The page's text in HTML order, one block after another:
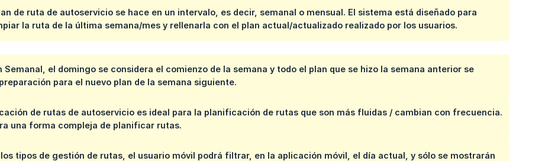
de ruta de autoservicio se hace en un intervalo, es decir, semanal o mensual. El sistema está diseñado para
la ruta de la última semana/mes y rellenarla con el plan actual/actualizado realizado por los usuarios.
Semanal, el domingo se considera el comienzo de la semana y todo el plan que se hizo la semana anterior se
para el nuevo plan de la semana siguiente.
de rutas de autoservicio es ideal para la planificación de rutas que son más fluidas / cambian con frecuencia.
una forma compleja de planificar rutas.
tipos de gestión de rutas, el usuario móvil podrá filtrar, en la aplicación móvil, el día actual, y sólo se mostrarán